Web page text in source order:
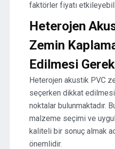
faktörler fiyatı
Heterojen
Zemin
Edilmesi
Heterojen akustik PVC
seçerken dikkat
noktalar bulunmaktadır.
malzeme seçimi ve
kaliteli bir sonuç almak
önemlidir.